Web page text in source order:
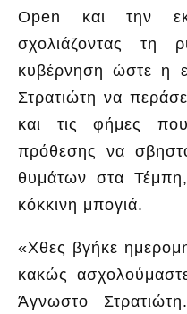
Open και την
σχολιάζοντας τη
κυβέρνηση ώστε η
Στρατιώτη να
και τις φήμες
πρόθεσης να
θυμάτων στα
κόκκινη μπογιά.
«Χθες βγήκε
κακώς
Άγνωστο